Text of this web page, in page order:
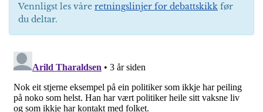
Vennligst les våre retningslinjer for debattskikk før
du deltar.